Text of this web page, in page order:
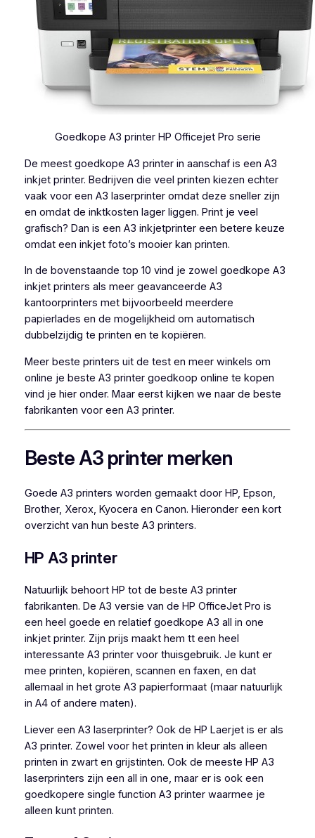
Goedkope A3 printer HP Officejet Pro serie
De meest goedkope A3 printer in aanschaf is een A3
inkjet printer. Bedrijven die veel printen kiezen echter
vaak voor een A3 laserprinter omdat deze sneller zijn
en omdat de inktkosten lager liggen. Print je veel
grafisch? Dan is een A3 inkjetprinter een betere keuze
omdat een inkjet foto’s mooier kan printen.
In de bovenstaande top 10 vind je zowel goedkope A3
inkjet printers als meer geavanceerde A3
kantoorprinters met bijvoorbeeld meerdere
papierlades en de mogelijkheid om automatisch
dubbelzijdig te printen en te kopiëren.
Meer beste printers uit de test en meer winkels om
online je beste A3 printer goedkoop online te kopen
vind je hier onder. Maar eerst kijken we naar de beste
fabrikanten voor een A3 printer.
Beste A3 printer merken
Goede A3 printers worden gemaakt door HP, Epson,
Brother, Xerox, Kyocera en Canon. Hieronder een kort
overzicht van hun beste A3 printers.
HP A3 printer
Natuurlijk behoort HP tot de beste A3 printer
fabrikanten. De A3 versie van de HP OfficeJet Pro is
een heel goede en relatief goedkope A3 all in one
inkjet printer. Zijn prijs maakt hem tt een heel
interessante A3 printer voor thuisgebruik. Je kunt er
mee printen, kopiëren, scannen en faxen, en dat
allemaal in het grote A3 papierformaat (maar natuurlijk
in A4 of andere maten).
Liever een A3 laserprinter? Ook de HP Laerjet is er als
A3 printer. Zowel voor het printen in kleur als alleen
printen in zwart en grijstinten. Ook de meeste HP A3
laserprinters zijn een all in one, maar er is ook een
goedkopere single function A3 printer waarmee je
alleen kunt printen.